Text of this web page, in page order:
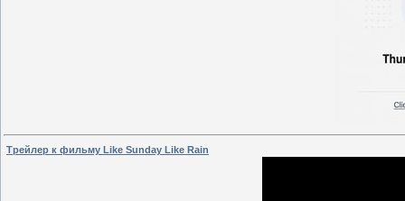
Трейлер к фильму Like Sunday Like Rain